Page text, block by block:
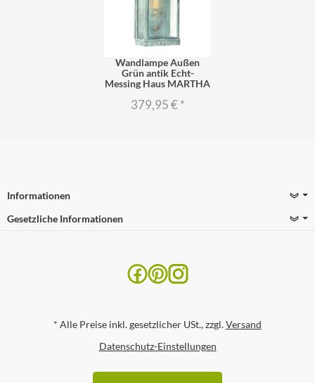
Wandlampe Außen
Grün antik Echt-
Messing Haus MARTHA
379,95 €*
Informationen
Gesetzliche Informationen
* Alle Preise inkl. gesetzlicher USt., zzgl.Versand
Datenschutz-Einstellungen